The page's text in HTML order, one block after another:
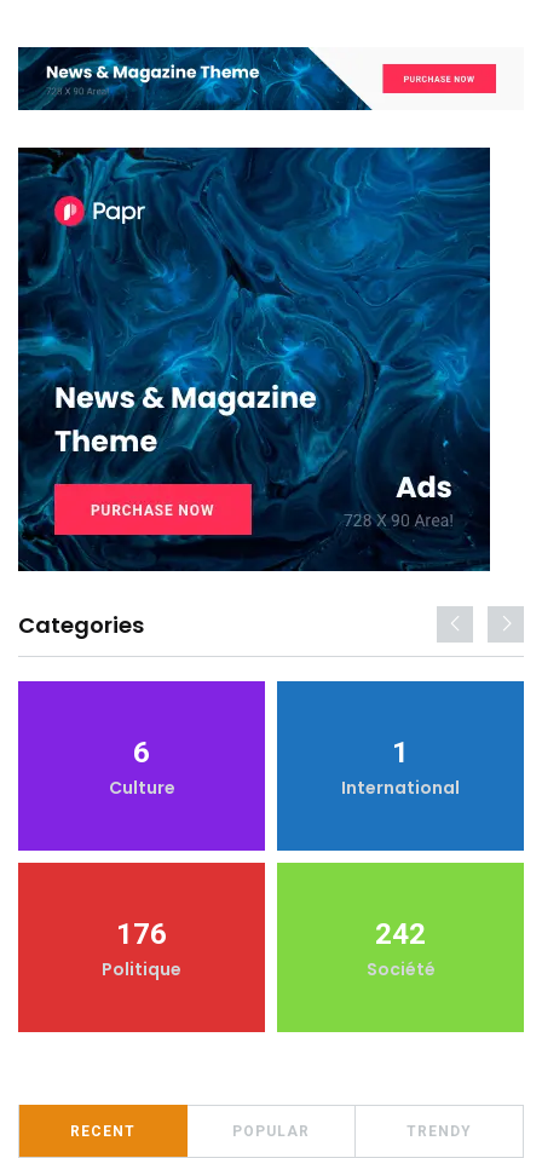
Categories
6
Culture
1
International
176
Politique
242
Société
RECENT POPULAR TRENDY